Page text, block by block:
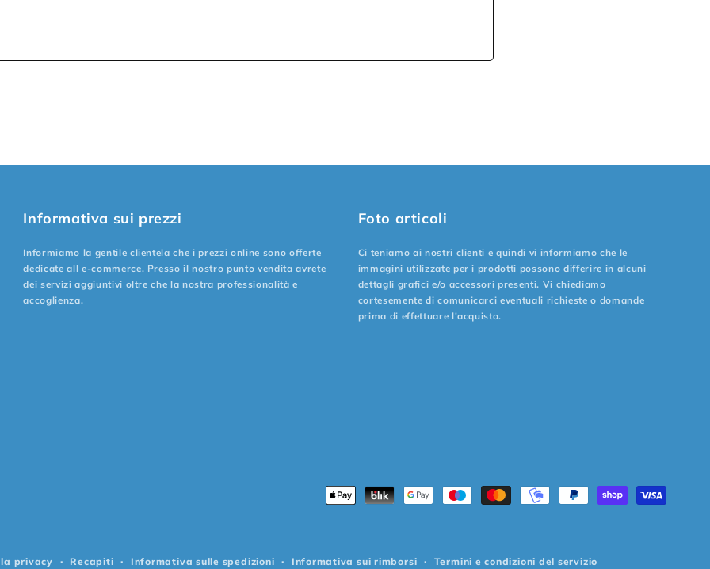
Informativa sui prezzi
Informiamo la gentile clientela che i prezzi online sono offerte
dedicate all e-commerce. Presso il nostro punto vendita avrete
dei servizi aggiuntivi oltre che la nostra professionalità e
accoglienza.
Foto articoli
Ci teniamo ai nostri clienti e quindi vi informiamo che le
immagini utilizzate per i prodotti possono differire in alcuni
dettagli grafici e/o accessori presenti. Vi chiediamo
cortesemente di comunicarci eventuali richieste o domande
prima di effettuare l'acquisto.
Metodi
privacy Recapiti Informativa sulle spedizioni Informativa sui rimborsi Termini e condizioni del servizio